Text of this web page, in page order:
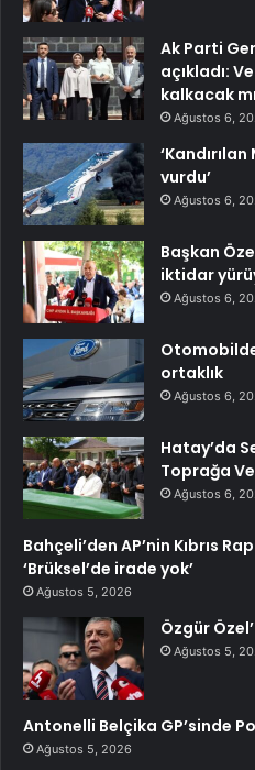
Ak Parti
açıkladı:
kalkacak
Ağustos 6,
vurdu’
Ağustos 6,
Başkan
iktidar
Ağustos 6,
ortaklık
Ağustos 6,
Hatay’da
Toprağa
Ağustos 6,
Bahçeli’den AP’nin Kıbrıs
‘Brüksel’de irade yok’
Ağustos 5, 2026
Özgür
Ağustos 5,
Antonelli Belçika GP’sinde
Ağustos 5, 2026